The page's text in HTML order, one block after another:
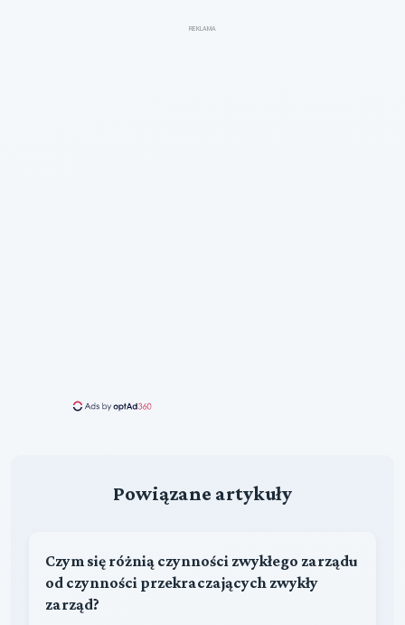
REKLAMA
Powiązane artykuły
Czym się różnią czynności zwykłego zarządu
od czynności przekraczających zwykły
zarząd?